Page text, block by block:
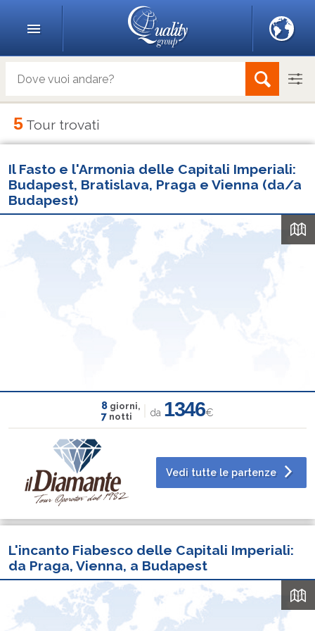
5 Tour trovati
Il Fasto e l'Armonia delle Capitali Imperiali:
Budapest, Bratislava, Praga e Vienna (da/a
Budapest)
8giorni,
7notti da 1346€
Vedi tutte le partenze
L'incanto Fiabesco delle Capitali Imperiali:
da Praga, Vienna, a Budapest